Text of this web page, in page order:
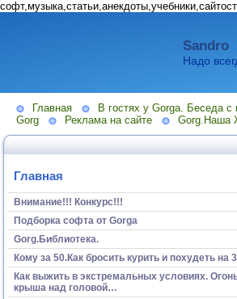
Sandro
Надо
Главная
В гостях у Gorga. Беседа
Gorg
Реклама на сайте Gorg.Наша
Главная
Внимание!!! Конкурс!!!
Подборка софта от Gorga
Gorg.Библиотека.
Кому за 50.Как бросить курить и похудеть на
Как выжить в экстремальных условиях.
крыша над головой…